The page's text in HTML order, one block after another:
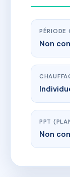
PÉRIODE
Non
PPT
Non